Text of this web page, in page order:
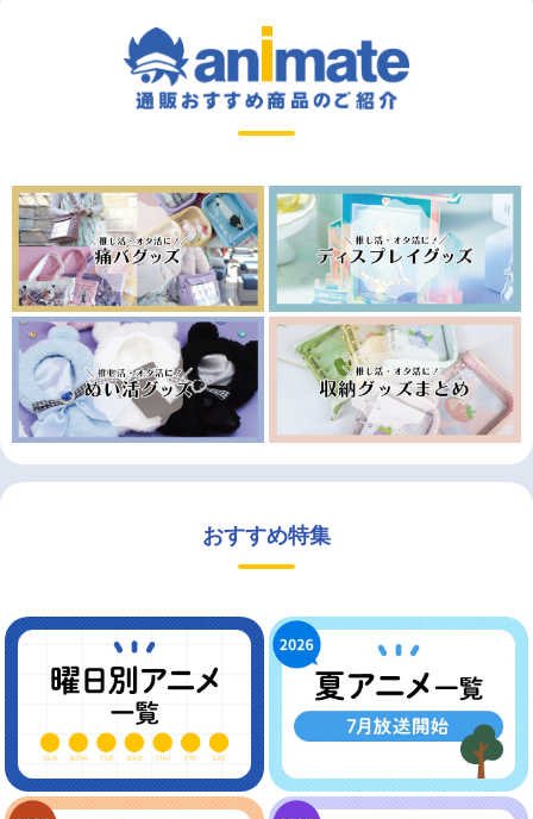
おすすめ特集